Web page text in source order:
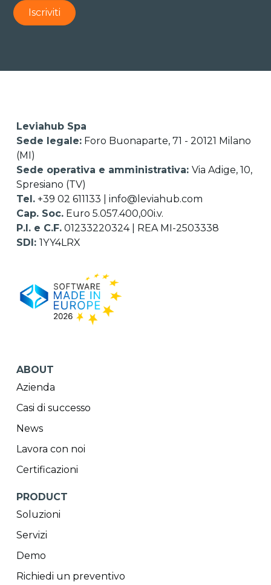
Leviahub Spa
Sede legale: Foro Buonaparte, 71 - 20121 Milano
(MI)
Sede operativa e amministrativa: Via Adige, 10,
Spresiano (TV)
Tel. +39 02 611133 |info@leviahub.com
Cap. Soc. Euro 5.057.400,00i.v.
P.I. e C.F. 01233220324 | REA MI-2503338
SDI:1YY4LRX
ABOUT
Azienda
Casi di successo
News
Lavora con noi
Certificazioni
PRODUCT
Soluzioni
Servizi
Demo
Richiedi un preventivo